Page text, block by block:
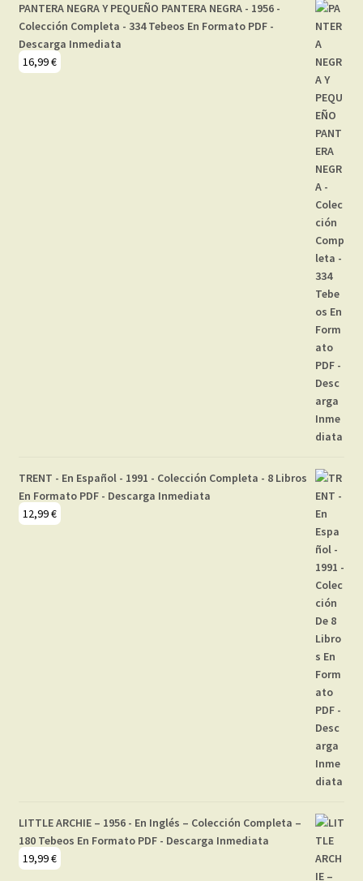
PANTERA NEGRA Y PEQUEÑO PANTERA NEGRA - 1956 -
Colección Completa - 334 Tebeos En Formato PDF -
Descarga Inmediata
16,99€
TRENT - En Español - 1991 - Colección Completa - 8 Libros
En Formato PDF - Descarga Inmediata
12,99€
LITTLE ARCHIE – 1956 - En Inglés – Colección Completa –
180 Tebeos En Formato PDF - Descarga Inmediata
19,99€